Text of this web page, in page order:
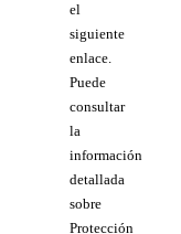
el
siguiente
enlace.
Puede
consultar
la
información
detallada
sobre
Protección